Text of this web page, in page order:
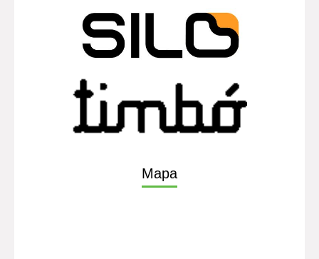
Mapa